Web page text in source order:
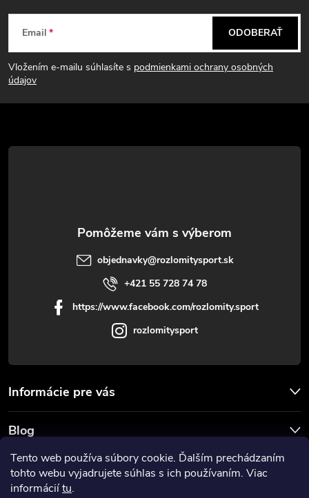
Tento web používa súbory cookie. Ďalším prechádzaním
tohto webu vyjadrujete súhlas s ich používaním. Viac
informáciítu.
Z
á
p
t
Email
Vložením e-mailu súhlasíte s podmienkami ochrany osobných
údajov
ODOBERAŤ
objednavky@rozlomitysport.sk
+421 55 728 74 78
https://www.facebook.com/rozlomity.sport
rozlomitysport
Informácie pre vás
Blog
Prijímame online platby